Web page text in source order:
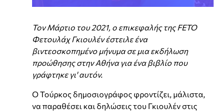
Τον Μάρτιο του 2021, ο επικεφαλής της FETO
Φετουλάχ Γκιουλέν έστειλε ένα
βιντεοσκοπημένο μήνυμα σε μια εκδήλωση
προώθησης στην Αθήνα για ένα βιβλίο που
γράφτηκε γι' αυτόν.
O Τούρκος δημοσιογράφος φροντίζει, μάλιστα,
να παραθέσει και δηλώσεις του Γκιουλέν στις